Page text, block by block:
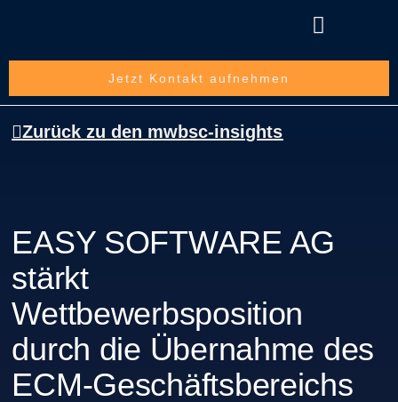
Jetzt Kontakt aufnehmen
Zurück zu den mwbsc-insights
EASY SOFTWARE AG
stärkt
Wettbewerbsposition
durch die Übernahme des
ECM-Geschäftsbereichs